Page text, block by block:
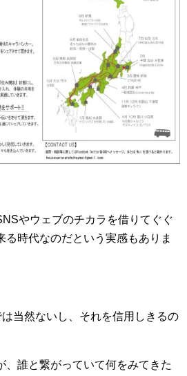
やウェブのチカラを借りてぐぐ
る時代なのだという実感もありま
当然ないし、それを信用しきるの
、誰と繋がっていて何をみてきた